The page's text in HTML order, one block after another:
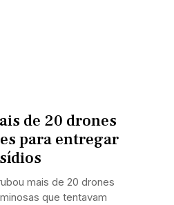
de 20 drones
para entregar
mais de 20 drones
que tentavam